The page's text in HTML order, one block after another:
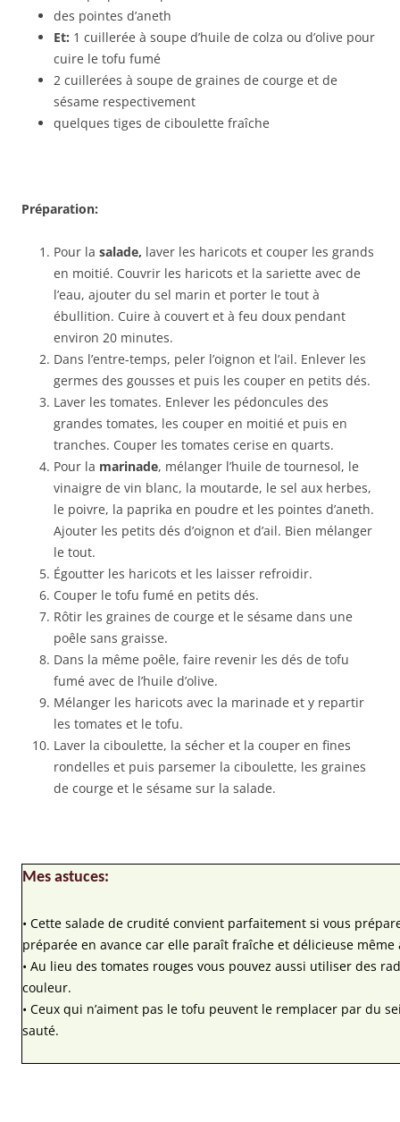
des pointes d’aneth
Et: 1 cuillerée à soupe d’huile de colza ou d’olive pour
cuire le tofu fumé
2 cuillerées à soupe de graines de courge et de
sésame respectivement
quelques tiges de ciboulette fraîche
Préparation:
Pour la salade, laver les haricots et couper les grands
en moitié. Couvrir les haricots et la sariette avec de
l’eau, ajouter du sel marin et porter le tout à
ébullition. Cuire à couvert et à feu doux pendant
environ 20 minutes.
Dans l’entre-temps, peler l’oignon et l’ail. Enlever les
germes des gousses et puis les couper en petits dés.
Laver les tomates. Enlever les pédoncules des
grandes tomates, les couper en moitié et puis en
tranches. Couper les tomates cerise en quarts.
Pour la marinade, mélanger l’huile de tournesol, le
vinaigre de vin blanc, la moutarde, le sel aux herbes,
le poivre, la paprika en poudre et les pointes d’aneth.
Ajouter les petits dés d’oignon et d’ail. Bien mélanger
le tout.
Égoutter les haricots et les laisser refroidir.
Couper le tofu fumé en petits dés.
Rôtir les graines de courge et le sésame dans une
poêle sans graisse.
Dans la même poêle, faire revenir les dés de tofu
fumé avec de l’huile d’olive.
Mélanger les haricots avec la marinade et y repartir
les tomates et le tofu.
Laver la ciboulette, la sécher et la couper en fines
rondelles et puis parsemer la ciboulette, les graines
de courge et le sésame sur la salade.
Mes astuces:
• Cette salade de crudité convient parfaitement si vous
préparée en avance car elle paraît fraîche et délicieuse
• Au lieu des tomates rouges vous pouvez aussi utiliser des
couleur.
• Ceux qui n’aiment pas le tofu peuvent le remplacer par du
sauté.